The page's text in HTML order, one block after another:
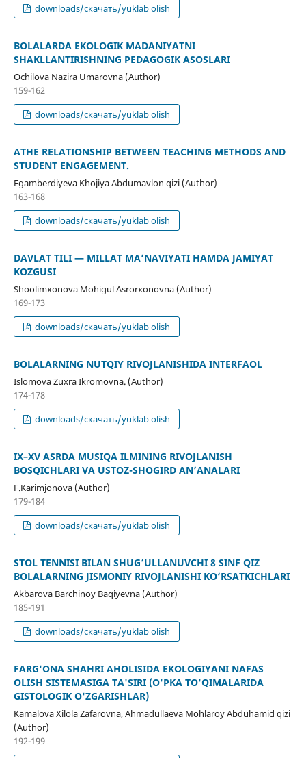
downloads/скачать/yuklab olish
BOLALARDA EKOLOGIK MADANIYATNI
SHAKLLANTIRISHNING PEDAGOGIK ASOSLARI
Ochilova Nazira Umarovna (Author)
159-162
downloads/скачать/yuklab olish
ATHE RELATIONSHIP BETWEEN TEACHING METHODS AND
STUDENT ENGAGEMENT.
Egamberdiyeva Khojiya Abdumavlon qizi (Author)
163-168
downloads/скачать/yuklab olish
DAVLAT TILI — MILLAT MA’NAVIYATI HAMDA JAMIYAT
KOʻZGUSI
Shoolimxonova Mohigul Asrorxonovna (Author)
169-173
downloads/скачать/yuklab olish
BOLALARNING NUTQIY RIVOJLANISHIDA INTERFAOL
Islomova Zuxra Ikromovna. (Author)
174-178
downloads/скачать/yuklab olish
IX–XV ASRDA MUSIQA ILMINING RIVOJLANISH
BOSQICHLARI VA USTOZ-SHOGIRD AN’ANALARI
F.Karimjonova (Author)
179-184
downloads/скачать/yuklab olish
STOL TENNISI BILAN SHUG‘ULLANUVCHI 8 SINF QIZ
BOLALARNING JISMONIY RIVOJLANISHI KO‘RSATKICHLARI
Akbarova Barchinoy Baqiyevna (Author)
185-191
downloads/скачать/yuklab olish
FARG'ONA SHAHRI AHOLISIDA EKOLOGIYANI NAFAS
OLISH SISTEMASIGA TA'SIRI (O'PKA TO'QIMALARIDA
GISTOLOGIK O'ZGARISHLAR)
Kamalova Xilola Zafarovna, Ahmadullaeva Mohlaroy Abduhamid qizi
(Author)
192-199